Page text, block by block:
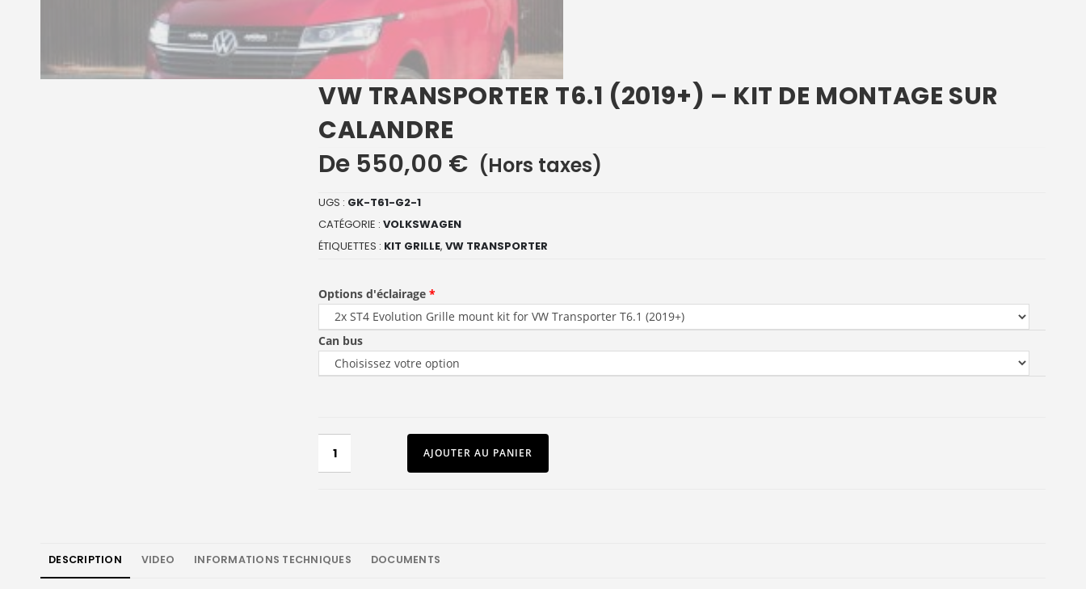
VW TRANSPORTER T6.1 (2019+) – KIT DE MONTAGE SUR
CALANDRE
De 550,00 € (Hors taxes)
UGS : GK-T61-G2-1
CATÉGORIE : VOLKSWAGEN
ÉTIQUETTES : KIT GRILLE, VW TRANSPORTER
Options d'éclairage
Can bus
AJOUTER AU PANIER
DESCRIPTION VIDEO INFORMATIONS TECHNIQUES DOCUMENTS